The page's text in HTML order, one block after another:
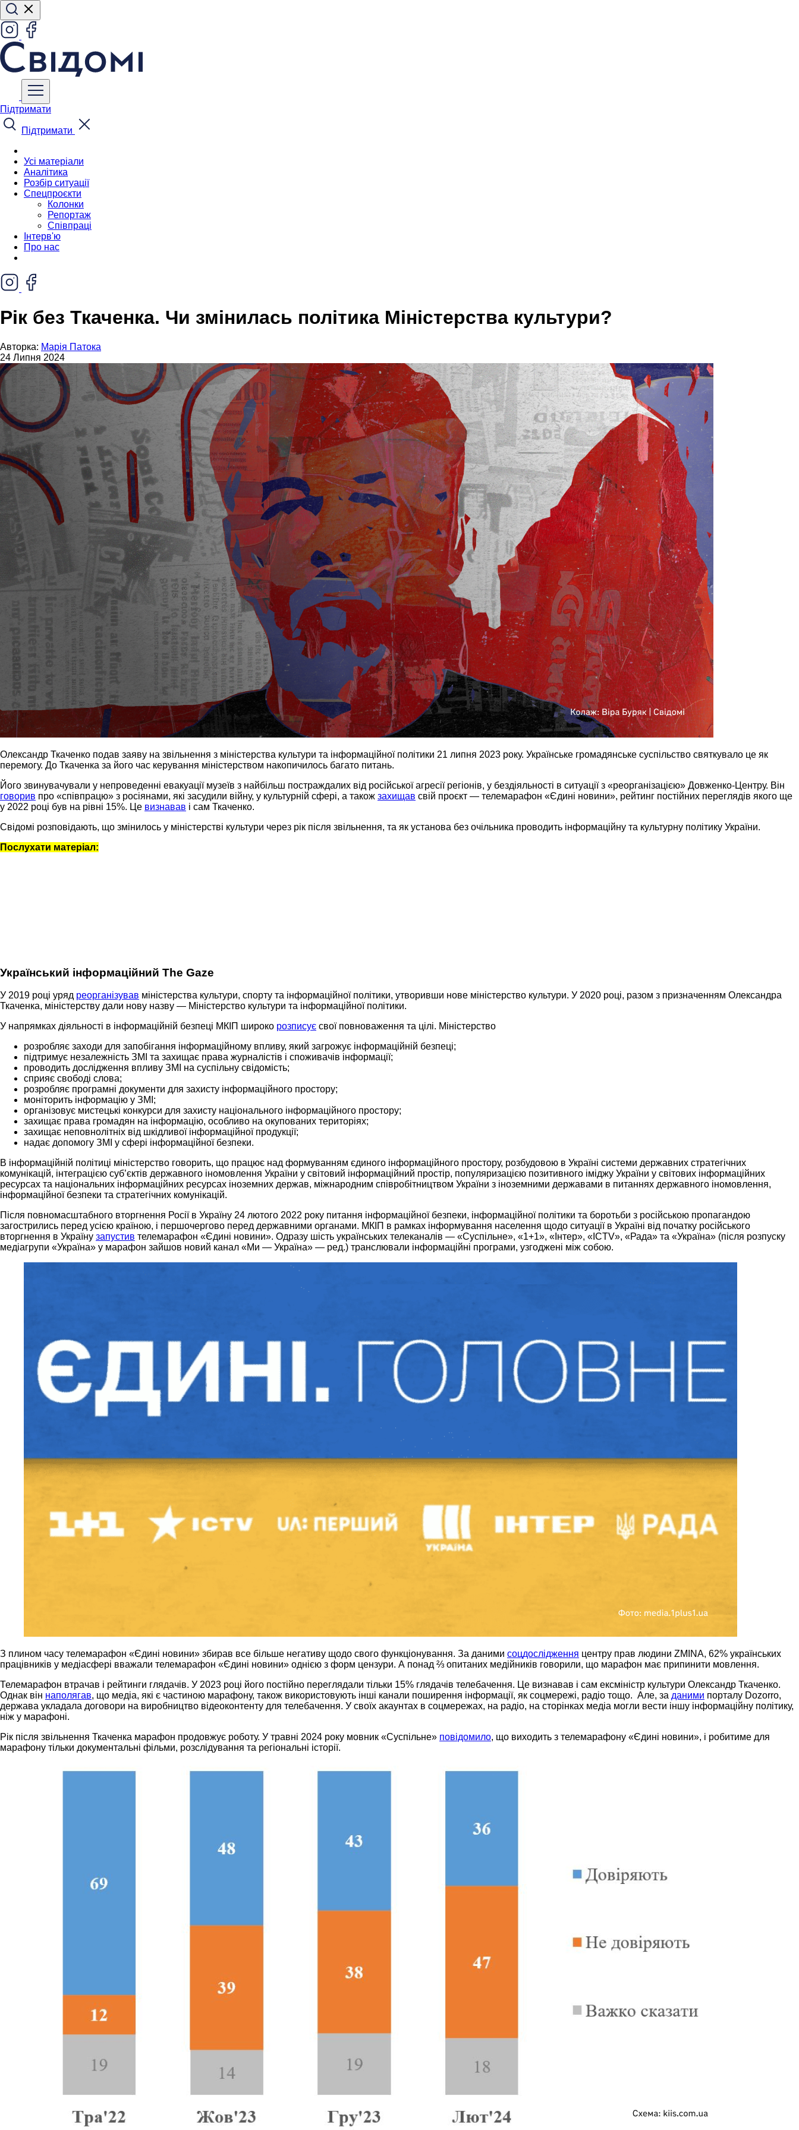
Підтримати
Підтримати
Усі матеріали
Аналітика
Розбір ситуації
Спецпроєкти
Колонки
Репортаж
Співпраці
Інтерв'ю
Про нас
Рік без Ткаченка. Чи змінилась політика Міністерства культури?
Авторка: Марія Патока
24 Липня 2024
Олександр Ткаченко подав заяву на звільнення з міністерства культури та інформаційної політики 21 липня 2023 року. Українське громадянське суспільство святкувало це як
перемогу. До Ткаченка за його час керування міністерством накопичилось багато питань.
Його звинувачували у непроведенні евакуації музеїв з найбільш постраждалих від російської агресії регіонів, у бездіяльності в ситуації з «реорганізацією» Довженко-Центру. Він
говорив про «співпрацю» з росіянами, які засудили війну, у культурній сфері, а також захищав свій проєкт — телемарафон «Єдині новини», рейтинг постійних переглядів якого ще
у 2022 році був на рівні 15%. Це визнавав і сам Ткаченко.
Свідомі розповідають, що змінилось у міністерстві культури через рік після звільнення, та як установа без очільника проводить інформаційну та культурну політику України.
Послухати матеріал:
Український інформаційний The Gaze
У 2019 році уряд реорганізував міністерства культури, спорту та інформаційної політики, утворивши нове міністерство культури. У 2020 році, разом з призначенням Олександра
Ткаченка, міністерству дали нову назву — Міністерство культури та інформаційної політики.
У напрямках діяльності в інформаційній безпеці МКІП широко розписує свої повноваження та цілі. Міністерство
розробляє заходи для запобігання інформаційному впливу, який загрожує інформаційній безпеці;
підтримує незалежність ЗМІ та захищає права журналістів і споживачів інформації;
проводить дослідження впливу ЗМІ на суспільну свідомість;
сприяє свободі слова;
розробляє програмні документи для захисту інформаційного простору;
моніторить інформацію у ЗМІ;
організовує мистецькі конкурси для захисту національного інформаційного простору;
захищає права громадян на інформацію, особливо на окупованих територіях;
захищає неповнолітніх від шкідливої інформаційної продукції;
надає допомогу ЗМІ у сфері інформаційної безпеки.
В інформаційній політиці міністерство говорить, що працює над формуванням єдиного інформаційного простору, розбудовою в Україні системи державних стратегічних
комунікацій, інтеграцією суб’єктів державного іномовлення України у світовий інформаційний простір, популяризацією позитивного іміджу України у світових інформаційних
ресурсах та національних інформаційних ресурсах іноземних держав, міжнародним співробітництвом України з іноземними державами в питаннях державного іномовлення,
інформаційної безпеки та стратегічних комунікацій.
Після повномасштабного вторгнення Росії в Україну 24 лютого 2022 року питання інформаційної безпеки, інформаційної політики та боротьби з російською пропагандою
загострились перед усією країною, і першочергово перед державними органами. МКІП в рамках інформування населення щодо ситуації в Україні від початку російського
вторгнення в Україну запустив телемарафон «Єдині новини». Одразу шість українських телеканалів — «Суспільне», «1+1», «Інтер», «ICTV», «Рада» та «Україна» (після розпуску
медіагрупи «Україна» у марафон зайшов новий канал «Ми — Україна» — ред.) транслювали інформаційні програми, узгоджені між собою.
З плином часу телемарафон «Єдині новини» збирав все більше негативу щодо свого функціонування. За даними соцдослідження центру прав людини ZMINA, 62% українських
працівників у медіасфері вважали телемарафон «Єдині новини» однією з форм цензури. А понад ⅔ опитаних медійників говорили, що марафон має припинити мовлення.
Телемарафон втрачав і рейтинги глядачів. У 2023 році його постійно переглядали тільки 15% глядачів телебачення. Це визнавав і сам ексміністр культури Олександр Ткаченко.
Однак він наполягав, що медіа, які є частиною марафону, також використовують інші канали поширення інформації, як соцмережі, радіо тощо. Але, за даними порталу Dozorro,
держава укладала договори на виробництво відеоконтенту для телебачення. У своїх акаунтах в соцмережах, на радіо, на сторінках медіа могли вести іншу інформаційну політику,
ніж у марафоні.
Рік після звільнення Ткаченка марафон продовжує роботу. У травні 2024 року мовник «Суспільне» повідомило, що виходить з телемарафону «Єдині новини», і робитиме для
марафону тільки документальні фільми, розслідування та регіональні історії.